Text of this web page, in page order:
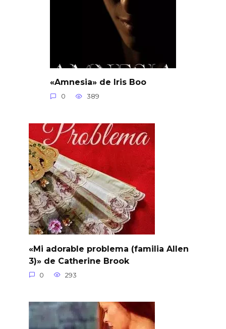
«Amnesia» de Iris Boo
0 389
«Mi adorable problema (familia Allen
3)» de Catherine Brook
0 293